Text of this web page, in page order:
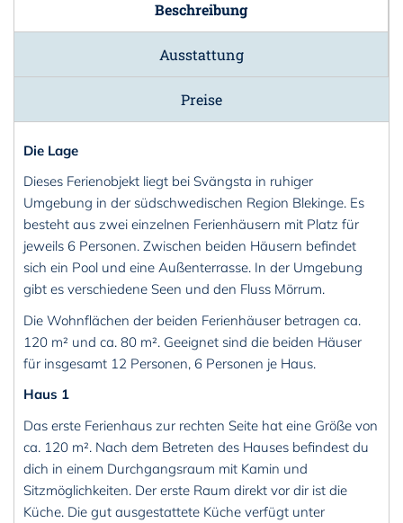
Beschreibung
Ausstattung
Preise
Die Lage
Dieses Ferienobjekt liegt bei Svängsta in ruhiger
Umgebung in der südschwedischen Region Blekinge. Es
besteht aus zwei einzelnen Ferienhäusern mit Platz für
jeweils 6 Personen. Zwischen beiden Häusern befindet
sich ein Pool und eine Außenterrasse. In der Umgebung
gibt es verschiedene Seen und den Fluss Mörrum.
Die Wohnflächen der beiden Ferienhäuser betragen ca.
120 m² und ca. 80 m². Geeignet sind die beiden Häuser
für insgesamt 12 Personen, 6 Personen je Haus.
Haus 1
Das erste Ferienhaus zur rechten Seite hat eine Größe von
ca. 120 m². Nach dem Betreten des Hauses befindest du
dich in einem Durchgangsraum mit Kamin und
Sitzmöglichkeiten. Der erste Raum direkt vor dir ist die
Küche. Die gut ausgestattete Küche verfügt unter